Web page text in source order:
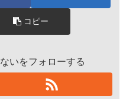
コピー
いをフォローする